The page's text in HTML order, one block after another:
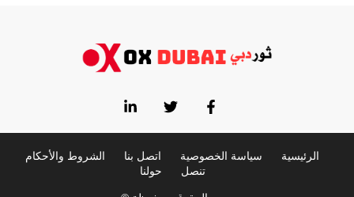
الرئيسية سياسة الخصوصية اتصل بنا
الشروط والأحكام
تنصل
حولنا